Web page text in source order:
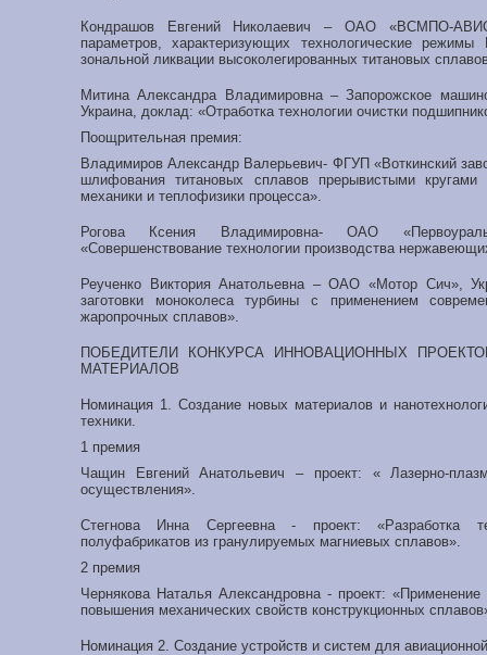
Кондрашов Евгений Николаевич – ОАО «ВСМПО-
параметров, характеризующих технологические
зональной ликвации высоколегированных титановых
Митина Александра Владимировна – Запорожское
Украина, доклад: «Отработка технологии очистки
Поощрительная премия:
Владимиров Александр Валерьевич- ФГУП «Воткинский
шлифования титановых сплавов прерывистыми кругами
механики и теплофизики процесса».
Рогова Ксения Владимировна- ОАО
«Совершенствование технологии производства
Реученко Виктория Анатольевна – ОАО «Мотор Сич»,
заготовки моноколеса турбины с применением
жаропрочных сплавов».
ПОБЕДИТЕЛИ КОНКУРСА ИННОВАЦИОННЫХ
МАТЕРИАЛОВ
Номинация 1. Создание новых материалов и
техники.
1 премия
Чащин Евгений Анатольевич – проект: « Лазерно-
осуществления».
Стегнова Инна Сергеевна - проект: «Разработка
полуфабрикатов из гранулируемых магниевых сплавов».
2 премия
Чернякова Наталья Александровна - проект:
повышения механических свойств конструкционных
Номинация 2. Создание устройств и систем для